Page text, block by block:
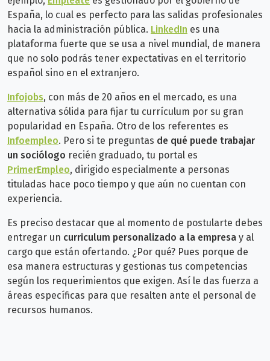
España, lo cual es perfecto para las salidas profesionales
hacia la administración pública. LinkedIn es una
plataforma fuerte que se usa a nivel mundial, de manera
que no solo podrás tener expectativas en el territorio
español sino en el extranjero.
Infojobs, con más de 20 años en el mercado, es una
alternativa sólida para fijar tu currículum por su gran
popularidad en España. Otro de los referentes es
Infoempleo. Pero si te preguntas de qué puede trabajar
un sociólogo recién graduado, tu portal es
PrimerEmpleo, dirigido especialmente a personas
tituladas hace poco tiempo y que aún no cuentan con
experiencia.
Es preciso destacar que al momento de postularte debes
entregar un curriculum personalizado a la empresa y al
cargo que están ofertando. ¿Por qué? Pues porque de
esa manera estructuras y gestionas tus competencias
según los requerimientos que exigen. Así le das fuerza a
áreas específicas para que resalten ante el personal de
recursos humanos.